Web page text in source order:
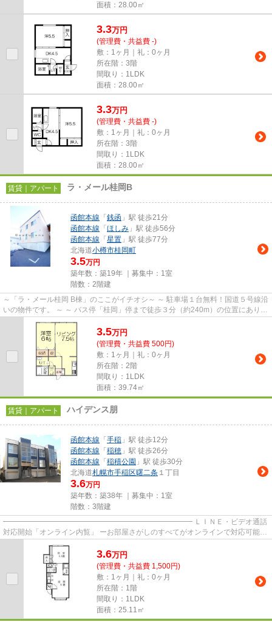
面積：28.00㎡
3.3万円
(管理費・共益費 -)
敷：1ヶ月｜礼：0ヶ月
所在階：3階
間取り：1LDK
面積：28.00㎡
3.3万円
(管理費・共益費 -)
敷：1ヶ月｜礼：0ヶ月
所在階：3階
間取り：1LDK
面積：28.00㎡
賃貸｜アパート ラ・メール桂岡B
函館本線 「 銭函 」駅 徒歩21分
函館本線 「 ほしみ 」駅 徒歩56分
函館本線 「 星置 」駅 徒歩77分
北海道小樽市桂岡町
3.5万円
築年数：築19年 ｜募集中： 1室
階数：2階建
～「ラ・メール桂岡 B棟」のここがイチオシ～ ～ 駐車場１台無料！国道５号線沿
いの物件です。 ～ ～ バス停「桂岡」停まで徒歩３分（約240m）の位置にありま
す。 ～ ～ ペット（小型...
3.5万円
(管理費・共益費 500円)
敷：1ヶ月｜礼：0ヶ月
所在階：2階
間取り：1LDK
面積：39.74㎡
賃貸｜アパート ハイデンス朋
函館本線 「 手稲 」駅 徒歩12分
函館本線 「 稲穂 」駅 徒歩26分
函館本線 「 稲積公園 」駅 徒歩30分
北海道札幌市手稲区曙二条 １丁目
3.6万円
築年数：築38年 ｜募集中： 1室
階数：3階建
━━━━━━━━━━━━━━━━━━━━━━━━━━ ＬＩＮＥ・ビデオ通話
対応開始「オンライン内覧」 ーお部屋さがしのすべてがオンラインで対応可能ー
3.6万円
(管理費・共益費 1,500円)
敷：1ヶ月｜礼：0ヶ月
所在階：1階
間取り：1LDK
面積：25.11㎡